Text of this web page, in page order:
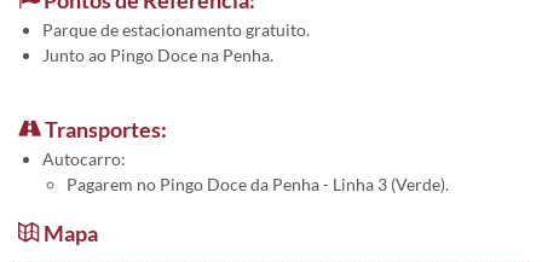
Parque de estacionamento gratuito.
Junto ao Pingo Doce na Penha.
Transportes:
Autocarro:
Pagarem no Pingo Doce da Penha - Linha 3 (Verde).
Mapa